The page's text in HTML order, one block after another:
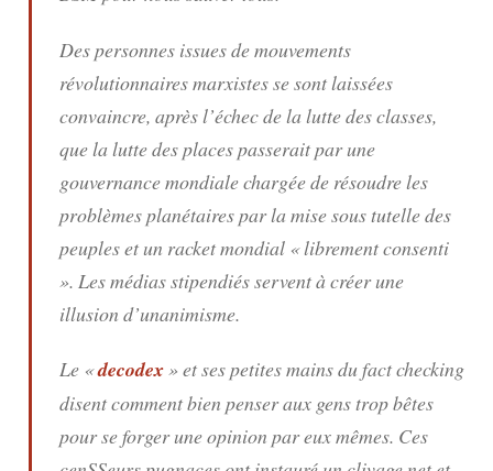
Des personnes issues de mouvements
révolutionnaires marxistes se sont laissées
convaincre, après l’échec de la lutte des classes,
que la lutte des places passerait par une
gouvernance mondiale chargée de résoudre les
problèmes planétaires par la mise sous tutelle des
peuples et un racket mondial « librement consenti
». Les médias stipendiés servent à créer une
illusion d’unanimisme.
Le «decodex» et ses petites mains du fact checking
disent comment bien penser aux gens trop bêtes
pour se forger une opinion par eux mêmes. Ces